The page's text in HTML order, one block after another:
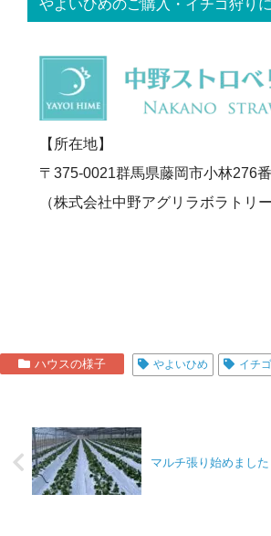
やよいひめのご購入・イチゴ狩り
【所在地】
〒375-0021群馬県藤岡市小林276
（株式会社中野アグリラボラトリー
ハウスの様子 やよいひめ イチゴ
マルチ張り始めました